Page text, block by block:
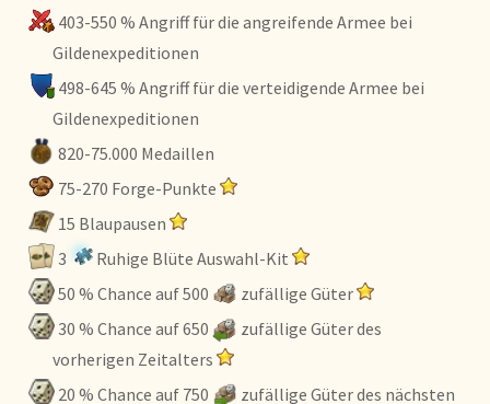
403-550 % Angriff für die angreifende Armee bei
Gildenexpeditionen
498-645 % Angriff für die verteidigende Armee bei
Gildenexpeditionen
820-75.000 Medaillen
75-270 Forge-Punkte
15 Blaupausen
3
Ruhige Blüte Auswahl-Kit
50 % Chance auf 500
zufällige Güter
30 % Chance auf 650
zufällige Güter des
vorherigen Zeitalters
20 % Chance auf 750
zufällige Güter des nächsten